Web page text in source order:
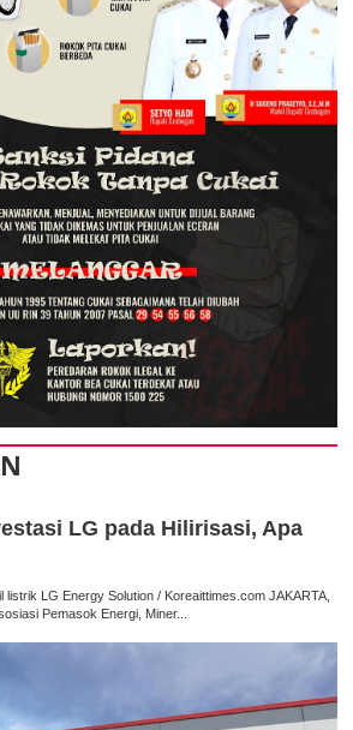
LG pada Hilirisasi, Apa
listrik LG Energy Solution / Koreaittimes.com JAKARTA,
Pemasok Energi, Miner...